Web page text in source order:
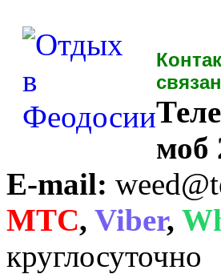
моб
E-mail:
MTC, Viber,
круглосуточно